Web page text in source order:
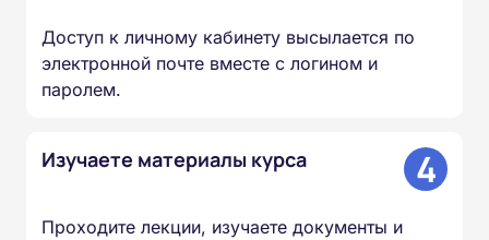
Доступ к личному кабинету высылается по
электронной почте вместе с логином и
паролем.
Изучаете материалы курса 4
Проходите лекции, изучаете документы и